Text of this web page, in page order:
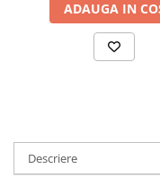
ADAUGA IN
Descriere